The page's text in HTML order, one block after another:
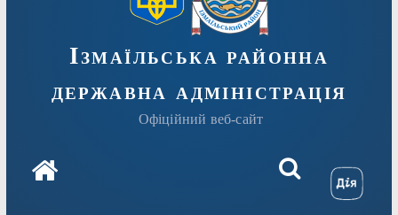
Ізмаїльська районна
державна адміністрація
Офіційний веб-сайт